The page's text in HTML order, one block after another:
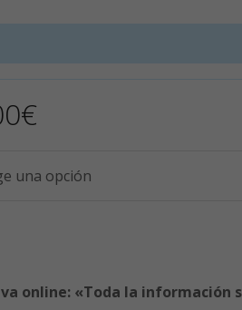
€
online: «Toda la información